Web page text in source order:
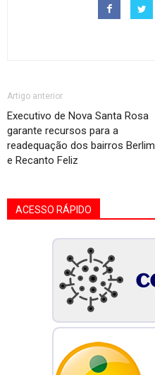
Artigo anterior
Executivo de Nova Santa Rosa
garante recursos para a
readequação dos bairros Berlim
e Recanto Feliz
ACESSO RÁPIDO